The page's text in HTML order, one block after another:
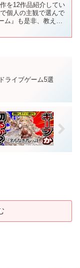
を12作品紹介してい
個人の主観で選んで
ム』も是非、教えて
ライブゲーム5選